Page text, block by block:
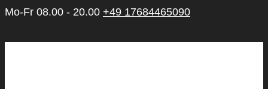
Mo-Fr 08.00 - 20.00 +49 17684465090